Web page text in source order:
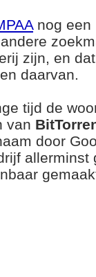
nog een
zijn, en
daarvan.
tijd de
van
door
allerminst